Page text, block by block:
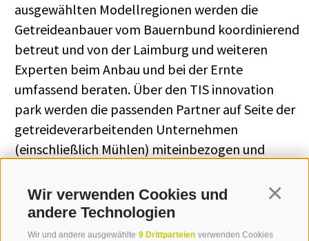
Wir verwenden Cookies und
andere Technologien
Wir und andere ausgewählte 9 Drittparteien verwenden Cookies
ausgewählten Modellregionen werden die
Getreideanbauer vom Bauernbund koordinierend
betreut und von der Laimburg und weiteren
Experten beim Anbau und bei der Ernte
umfassend beraten. Über den TIS innovation
park werden die passenden Partner auf Seite der
getreideverarbeitenden Unternehmen
(einschließlich Mühlen) miteinbezogen und
regionalen Getreides gewährleistet.
Partner